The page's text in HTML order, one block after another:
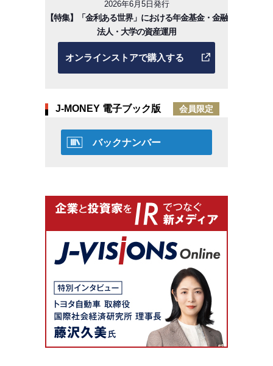
2026年6月5日発行
【特集】「金利ある世界」における年金基金・金融
法人・大学の資産運用
オンラインストアで購入する
J-MONEY 電子ブック版 会員限定
バックナンバー